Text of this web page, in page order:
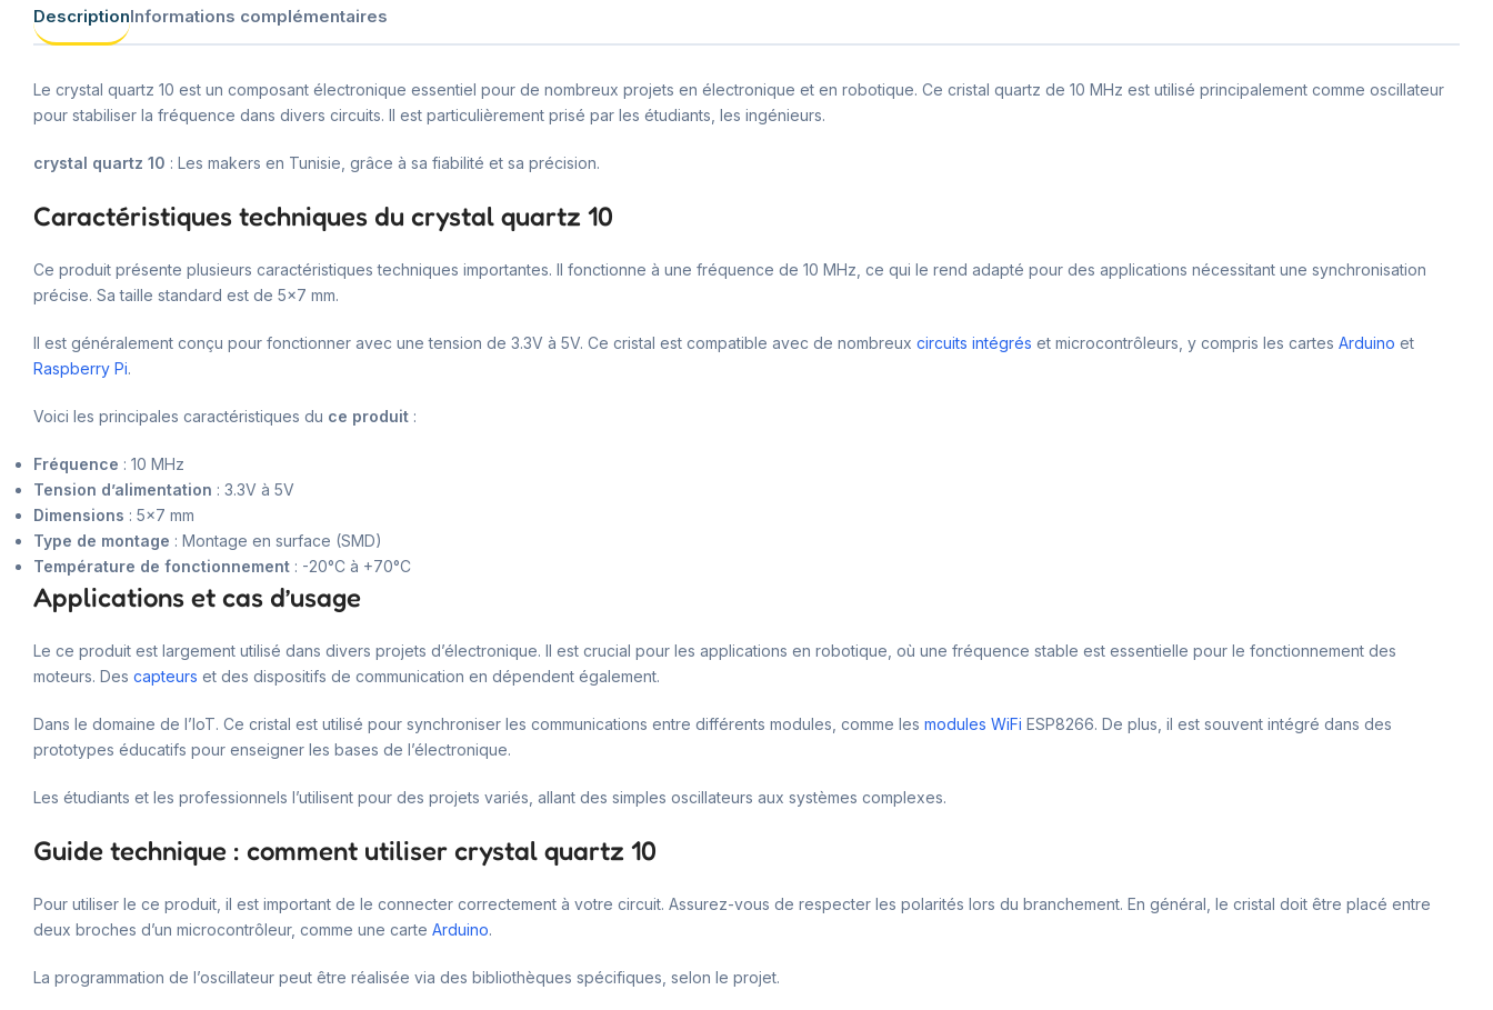
DescriptionInformations complémentaires
Le crystal quartz 10 est un composant électronique essentiel pour de nombreux projets en électronique et en robotique. Ce cristal quartz de 10 MHz est utilisé principalement comme oscillateur
pour stabiliser la fréquence dans divers circuits. Il est particulièrement prisé par les étudiants, les ingénieurs.
crystal quartz 10 : Les makers en Tunisie, grâce à sa fiabilité et sa précision.
Caractéristiques techniques du crystal quartz 10
Ce produit présente plusieurs caractéristiques techniques importantes. Il fonctionne à une fréquence de 10 MHz, ce qui le rend adapté pour des applications nécessitant une synchronisation
précise. Sa taille standard est de 5×7 mm.
Il est généralement conçu pour fonctionner avec une tension de 3.3V à 5V. Ce cristal est compatible avec de nombreux circuits intégrés et microcontrôleurs, y compris les cartes Arduino et
Raspberry Pi.
Voici les principales caractéristiques du ce produit :
Fréquence : 10 MHz
Tension d’alimentation : 3.3V à 5V
Dimensions : 5×7 mm
Type de montage : Montage en surface (SMD)
Température de fonctionnement : -20°C à +70°C
Applications et cas d’usage
Le ce produit est largement utilisé dans divers projets d’électronique. Il est crucial pour les applications en robotique, où une fréquence stable est essentielle pour le fonctionnement des
moteurs. Des capteurs et des dispositifs de communication en dépendent également.
Dans le domaine de l’IoT. Ce cristal est utilisé pour synchroniser les communications entre différents modules, comme les modules WiFi ESP8266. De plus, il est souvent intégré dans des
prototypes éducatifs pour enseigner les bases de l’électronique.
Les étudiants et les professionnels l’utilisent pour des projets variés, allant des simples oscillateurs aux systèmes complexes.
Guide technique : comment utiliser crystal quartz 10
Pour utiliser le ce produit, il est important de le connecter correctement à votre circuit. Assurez-vous de respecter les polarités lors du branchement. En général, le cristal doit être placé entre
deux broches d’un microcontrôleur, comme une carte Arduino.
La programmation de l’oscillateur peut être réalisée via des bibliothèques spécifiques, selon le projet.